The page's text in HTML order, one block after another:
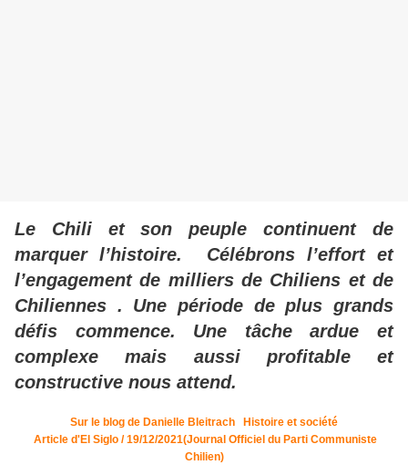
Le Chili et son peuple continuent de
marquer l’histoire. Célébrons l’effort et
l’engagement de milliers de Chiliens et de
Chiliennes . Une période de plus grands
défis commence. Une tâche ardue et
complexe mais aussi profitable et
constructive nous attend.
Sur le blog de Danielle Bleitrach Histoire et société
Article d'El Siglo / 19/12/2021(Journal Officiel du Parti Communiste
Chilien)